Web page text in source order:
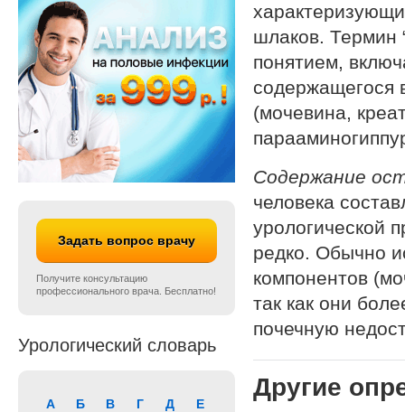
Задать вопрос врачу
Получите консультацию
профессионального врача. Бесплатно!
Урологический словарь
А Б В Г Д Е
шлаков. Термин
понятием,
содержащегося
(мочевина,
Содержание
человека
урологической
редко. Обычно
компонентов
так как они
почечную
Другие